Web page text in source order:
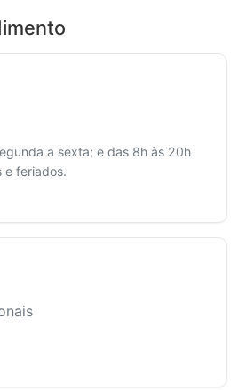
a sexta; e das 8h às 20h
e feriados.